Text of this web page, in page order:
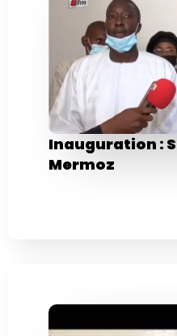
Inauguration :
Mermoz